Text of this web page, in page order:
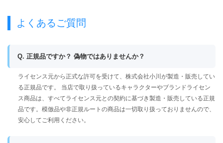
よくあるご質問
Q. 正規品ですか？ 偽物ではありませんか？
ライセンス元から正式な許可を受けて、株式会社小川が製造・販売してい
る正規品です。 当店で取り扱っているキャラクターやブランドライセン
ス商品は、すべてライセンス元との契約に基づき製造・販売している正規
品です。模倣品や非正規ルートの商品は一切取り扱っておりませんので、
安心してご利用ください。